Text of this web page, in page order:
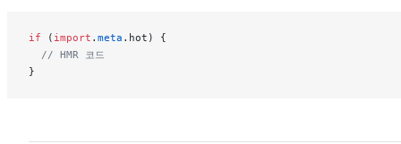
if ( import . meta .hot) {
  // HMR 코드
}